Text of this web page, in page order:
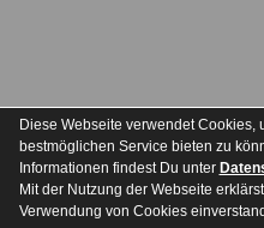
Diese Webseite verwendet Cookies,
bestmöglichen Service bieten zu
Informationen findest Du unter
Mit der Nutzung der Webseite
Verwendung von Cookies